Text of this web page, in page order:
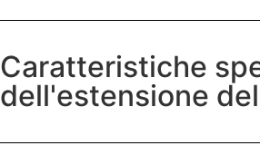
Caratteristiche
dell'estensione